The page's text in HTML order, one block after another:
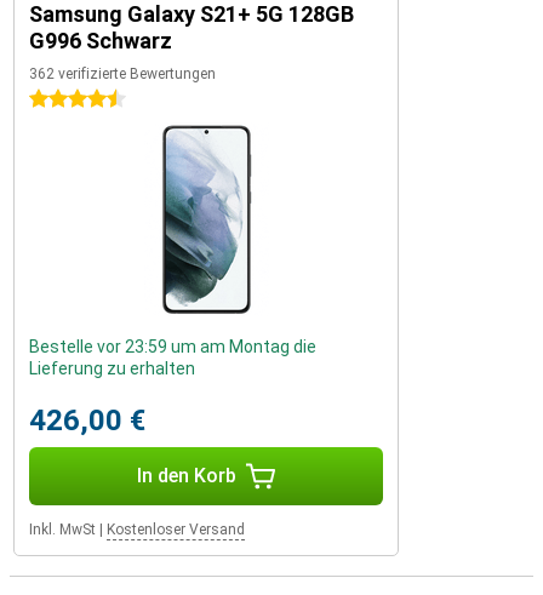
Samsung Galaxy S21+ 5G 128GB
G996 Schwarz
362 verifizierte Bewertungen
4.5 Sterne
Bestelle vor 23:59 um am Montag die
Lieferung zu erhalten
426,00 €
In den Korb
Inkl. MwSt Kostenloser Versand